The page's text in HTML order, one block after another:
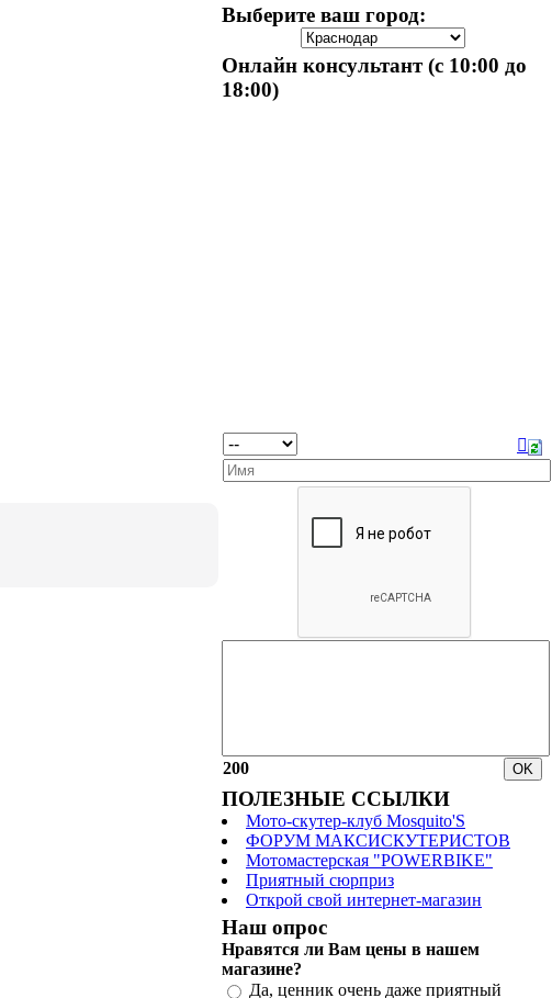
Выберите ваш город:
Онлайн консультант (с 10:00 до
18:00)
200
ПОЛЕЗНЫЕ ССЫЛКИ
Мото-скутер-клуб Mosquito'S
ФОРУМ МАКСИСКУТЕРИСТОВ
Мотомастерская "POWERBIKE"
Приятный сюрприз
Открой свой интернет-магазин
Наш опрос
Нравятся ли Вам цены в нашем
магазине?
Да, ценник очень даже приятный